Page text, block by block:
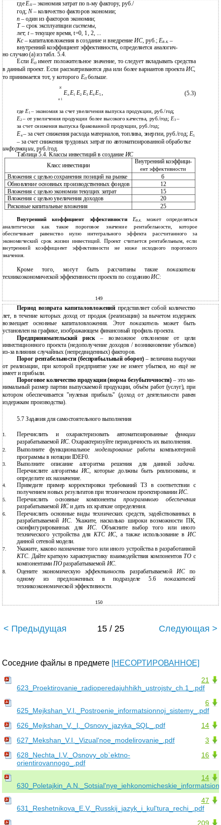
гдеЕП– экономия затрат по n-му фактору, руб./
год; N– количество факторов экономии;
n– один из факторов экономии;
Т– срок эксплуатации системы
лет; t– текущее время, t=0, 1, 2, ...
Кс– капиталовложения в создание и внедрение ИС, руб.; ЕВ.К.–
внутренний коэффициент эффективности, определяется аналогич-
но случаю (а) из табл. 5.4.
Если ЕПимеет положительное значение, то следует вкладывать средства
в данный проект. Если рассматриваются два или более вариантов проектаИС,
то принимается тот, у которого ЕПбольше.
N
ЕnЕ1 Е2 Е3 Е4Е5 (5.3)
n 1
гдеЕ1– экономия за счет увеличения выпуска продукции, руб./год;
Е2– от увеличения продукции более высокого качества, руб./год; Е3–
за счет снижения выпуска бракованной продукции, руб./год;
Е4– за счет снижения расхода материалов, топлива, энергии, руб./год; Е5
– за счет снижения трудовых затрат по автоматизированной обработке
информации, руб./год.
Таблица 5.4. Классы инвестиций в создание ИС
Класс инвестиции
Внутренний коэффици-
ент эффективности
Вложения с целью сохранения позиций на рынке
6
Обновление основных производственных фондов
12
Вложения с целью экономии текущих затрат
15
Вложения с целью увеличения доходов
20
Рисковые капитальные вложения
25
Внутренний коэффициент эффективности ЕВ.К.может определяться
аналитически как такое пороговое значение рентабельности, которое
обеспечивает равенство нулю интегрального эффекта рассчитанного за
экономический срок жизни инвестиций. Проект считается рентабельным, если
внутренний коэффициент эффективности не ниже исходного порогового
значения.
Кроме того, могут быть рассчитаны такие показатели
техникоэкономической эффективности проекта по созданиюИС:
149
Период возврата капиталовложений представляет собой количество
лет, в течение которых доход oт продаж (реализации) за вычетом издержек
возмещает основные капиталовложения. Этотпоказательможет быть
установлен на графике, изображающем финансовый профиль проекта.
Предпринимательский риск– возможное отклонение от цели
инвестиционного проекта (недополучение доходов / возникновение убытков)
из-за влияния случайных (непредвиденных) факторов.
Порог рентабельности (бесприбыльный оборот)– величина выручки
от реализации, при которой предприятие уже не имеет убытков, но ещё не
имеет и прибыли.
Пороговое количество продукции (норма безубыточности) – это ми-
нимальный размер партии выпускаемой продукции, объём работ (услуг), при
котором обеспечивается "нулевая прибыль" (доход от деятельности равен
издержкам производства).
5.7 Задания для самостоятельного выполнения
1. Перечислить и охарактеризовать автоматизированныефункции
разрабатываемой ИС. Охарактеризуйте периодичность их выполнения.
2. Выполните функциональное моделирование работы компьютерной
программы в нотации IDEF0.
3. Выполните описание алгоритма решения для даннойзадачи.
Перечислите алгоритмы ИС, которые должны быть реализованы, и
определите их назначение.
4.
Приведите пример корректировки требований ТЗ в соответствии с
получением новых результатов при техническом проектированииИС.
5. Перечислить основные компоненты программного обеспечения
разрабатываемой ИСи дать их краткие определения.
6. Перечислить основные виды технических средств, задействованных в
разрабатываемойИС. Укажите, насколько широки возможности ПК,
сконфигурированных дляИС. Объясните выбор того или иного
технического устройства для КТС ИС, а также использование вИС
данной сетевой модели.
7.
Укажите, каково назначение того или иного устройства в разработанной
КТС. Дайте краткую характеристику взаимодействия компонентовТО с
компонентамиПОразрабатываемой ИС.
8. Оцените экономическуюэффективностьразрабатываемой ИСпо
одному из предложенных в подразделе 5.6показателей
техникоэкономической эффективности.
150
< Предыдущая 15 / 25 Следующая >
Соседние файлы в предмете [НЕСОРТИРОВАННОЕ]
21
623_Proektirovanie_radioperedajuhhikh_ustrojstv_ch.1_.pdf
6
625_Mejkshan_V.I._Postroenie_informatsionnoj_sistemy_.pdf
14
626_Mejkshan_V._I._Osnovy_jazyka_SQL_.pdf
3
627_Mekshan_V.I._Vizual'noe_modelirovanie_.pdf
16
628_Nechta_I.V._Osnovy_ob`ektno-
orientirovannogo_.pdf
14
47
631_Reshetnikova_E.V._Russkij_jazyk_i_kul'tura_rechi_.pdf
209